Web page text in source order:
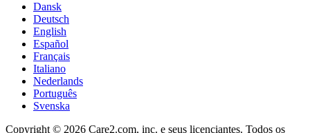
Dansk
Deutsch
English
Español
Français
Italiano
Nederlands
Português
Svenska
Copyright © 2026 Care2.com, inc. e seus licenciantes. Todos os